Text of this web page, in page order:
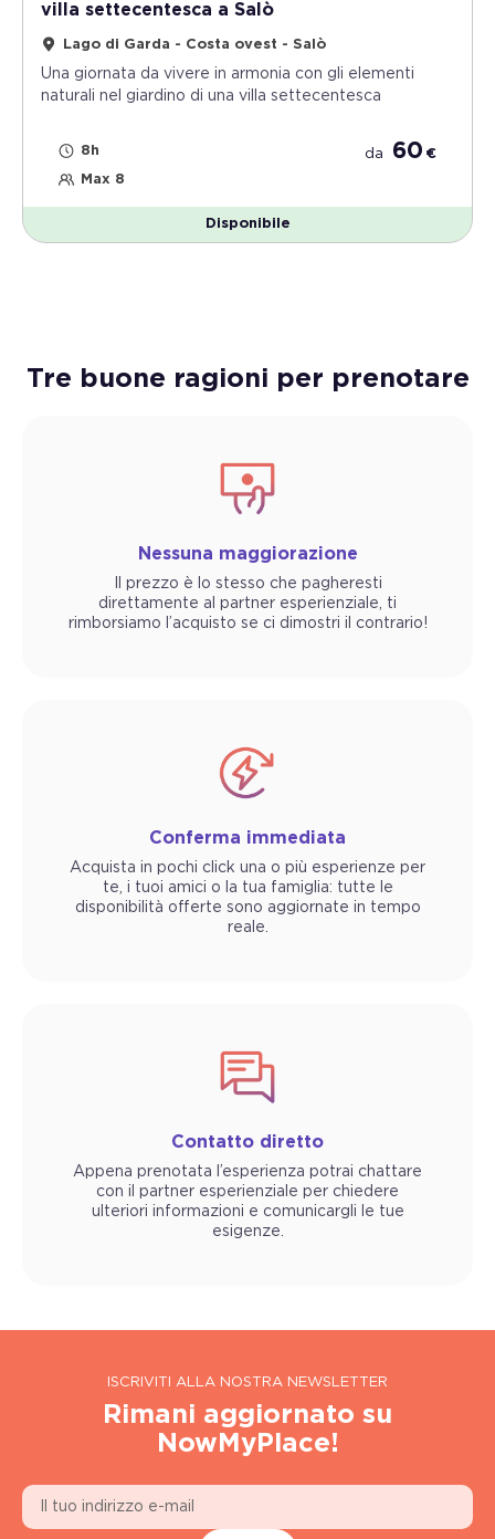
villa settecentesca a Salò
Lago di Garda - Costa ovest - Salò
Una giornata da vivere in armonia con gli elementi
naturali nel giardino di una villa settecentesca
8h
Max 8
da 60 €
Disponibile
Tre buone ragioni per prenotare
Nessuna maggiorazione
Il prezzo è lo stesso che pagheresti
direttamente al partner esperienziale, ti
rimborsiamo l’acquisto se ci dimostri il contrario!
Conferma immediata
Acquista in pochi click una o più esperienze per
te, i tuoi amici o la tua famiglia: tutte le
disponibilità offerte sono aggiornate in tempo
reale.
Contatto diretto
Appena prenotata l’esperienza potrai chattare
con il partner esperienziale per chiedere
ulteriori informazioni e comunicargli le tue
esigenze.
ISCRIVITI ALLA NOSTRA NEWSLETTER
Rimani aggiornato su
NowMyPlace!